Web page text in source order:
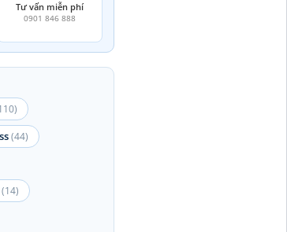
Tư vấn miễn phí
0901 846 888
(44)
(14)